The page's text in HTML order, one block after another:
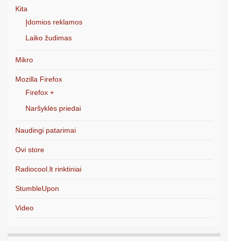
Kita
Įdomios reklamos
Laiko žudimas
Mikro
Mozilla Firefox
Firefox +
Naršyklės priedai
Naudingi patarimai
Ovi store
Radiocool.lt rinktiniai
StumbleUpon
Video